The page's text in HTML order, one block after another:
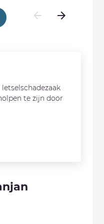
te zijn door